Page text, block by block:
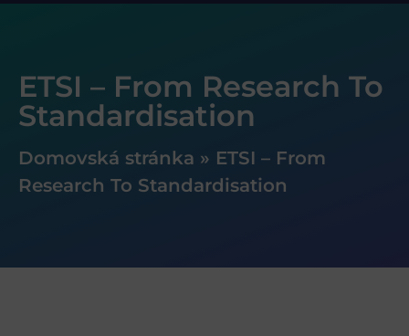
ETSI – From Research To
Standardisation
Domovská stránka » ETSI – From
Research To Standardisation